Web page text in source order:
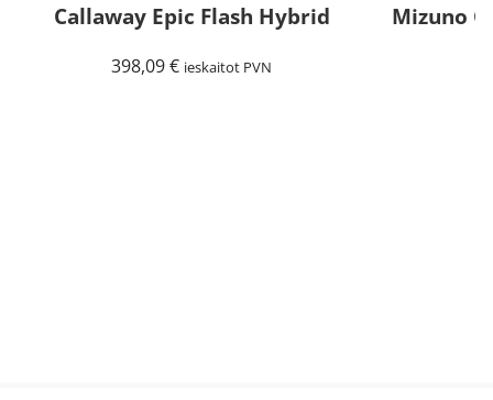
Callaway Epic Flash Hybrid
398,09€ ieskaitot PVN
Mizuno